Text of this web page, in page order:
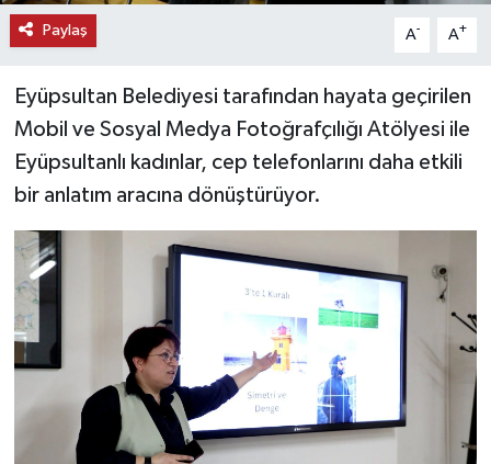
Paylaş A- A+
Eyüpsultan Belediyesi tarafından hayata geçirilen
Mobil ve Sosyal Medya Fotoğrafçılığı Atölyesi ile
Eyüpsultanlı kadınlar, cep telefonlarını daha etkili
bir anlatım aracına dönüştürüyor.
TEKNOLOJİ
YAŞAM